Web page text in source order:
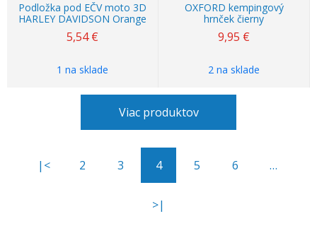
Podložka pod EČV moto 3D
HARLEY DAVIDSON Orange
5,54 €
1 na sklade
OXFORD kempingový
hrnček čierny
9,95 €
2 na sklade
Viac produktov
|< 2 3 4 5 6 …
>|